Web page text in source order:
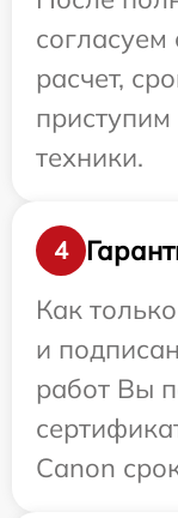
расчет,
техники.
4
Как
и
работ Вы
Canon